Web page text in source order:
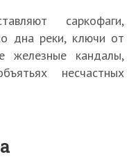
саркофаги,
дна реки, ключи от
железные кандалы,
несчастных